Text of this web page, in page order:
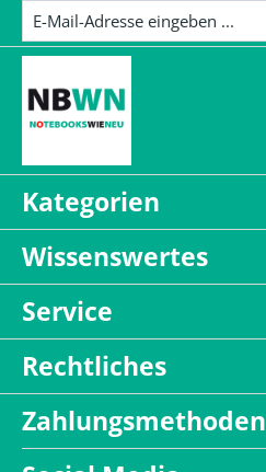
Kategorien
Wissenswertes
Service
Rechtliches
Zahlungsmethoden